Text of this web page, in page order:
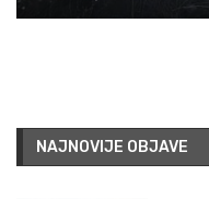
NAJNOVIJE OBJAVE